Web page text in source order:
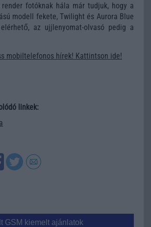
fotóknak hála már tudjuk, hogy a
modell fekete, Twilight és Aurora Blue
az ujjlenyomat-olvasó pedig a
mobiltelefonos hírek! Kattintson ide!
linkek:
GSM kiemelt ajánlatok